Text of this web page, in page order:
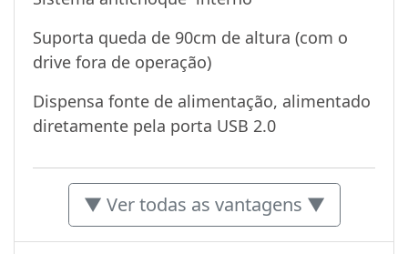
Suporta queda de 90cm de altura (com o
drive fora de operação)
Dispensa fonte de alimentação, alimentado
diretamente pela porta USB 2.0
▼ Ver todas as vantagens ▼